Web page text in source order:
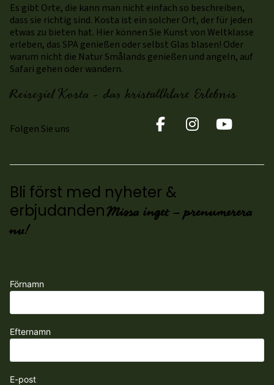
Es gibt Orte, die kann man nicht einfach so beschreiben,
dass sie richtig sind. Kosta ist ein solcher Ort, der für jeden
etwas zu bieten hat. Hier können Sie Kunst von Weltklasse
erleben, das SPA genießen oder selbst Glas blasen! Oder
warum nicht die Natur Smålands genießen und angeln, auf
Safari gehen oder wandern.
Reiseziel Kosta - das kristallklare Erlebnis
Folgen Sie uns
Bli först med nyheter &
erbjudanden Missa inget – prenumerera
nu!
Förnamn
Efternamn
E-post